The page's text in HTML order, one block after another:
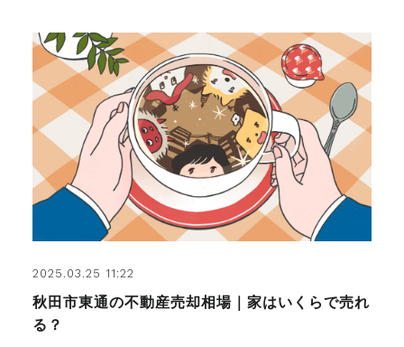
2025.03.25 11:22
秋田市東通の不動産売却相場｜家はいくらで売れ
る？